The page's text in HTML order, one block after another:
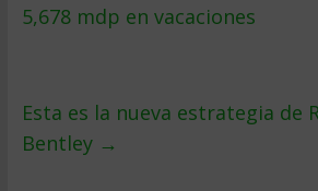
5,678 mdp en vacaciones
Esta es la nueva estrategia de
Bentley →